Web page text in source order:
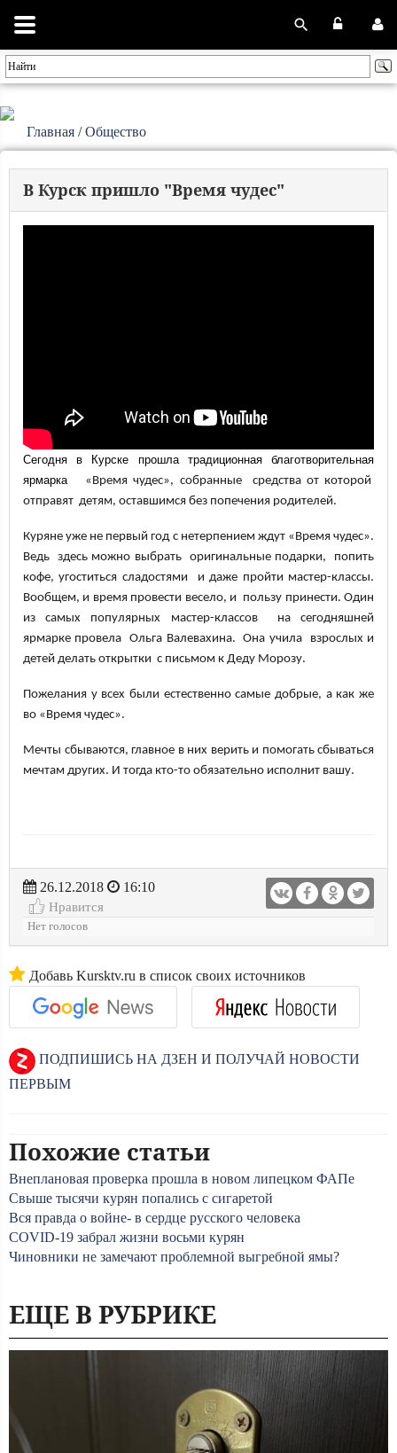
Главная /Общество
В Курск пришло "Время чудес"
Сегодня в Курске прошла традиционная благотворительная
ярмарка
«Время чудес», собранные средства от которой
отправят детям, оставшимся без попечения родителей.
Куряне уже не первый год с нетерпением ждут «Время чудес».
Ведь здесь можно выбрать оригинальные подарки, попить
кофе, угоститься сладостями и даже пройти мастер-классы.
Вообщем, и время провести весело, и пользу принести. Один
из самых популярных мастер-классов на сегодняшней
ярмарке провела Ольга Валевахина. Она учила взрослых и
детей делать открытки с письмом к Деду Морозу.
Пожелания у всех были естественно самые добрые, а как же
во «Время чудес».
Мечты сбываются, главное в них верить и помогать сбываться
мечтам других. И тогда кто-то обязательно исполнит вашу.
26.12.2018
16:10
Нравится
Нет голосов
Добавь Kursktv.ru в список своих источников
ПОДПИШИСЬ НА ДЗЕН И ПОЛУЧАЙ НОВОСТИ
ПЕРВЫМ
Похожие статьи
Внеплановая проверка прошла в новом липецком ФАПе
Свыше тысячи курян попались с сигаретой
Вся правда о войне- в сердце русского человека
COVID-19 забрал жизни восьми курян
Чиновники не замечают проблемной выгребной ямы?
ЕЩЕ В РУБРИКЕ